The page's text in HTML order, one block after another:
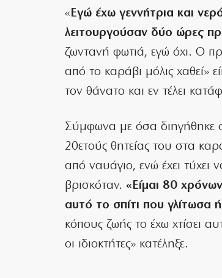
«Εγώ έχω γεννήτρια και
λειτουργούσαν δύο ώρες
ζωντανή φωτιά, εγώ όχι. Ο
από το καράβι μόλις χαθεί»
τον θάνατο και εν τέλει
Σύμφωνα με όσα διηγήθηκε
20ετούς θητείας του στα
από ναυάγιο, ενώ έχει τύχει
βρισκόταν. «Είμαι 80
αυτό το σπίτι που γλίτωσα
κόπους ζωής το έχω χτίσει
οι ιδιοκτήτες» κατέληξε.